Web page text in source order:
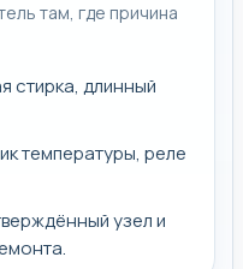
там, где причина
стирка, длинный
температуры, реле
узел и